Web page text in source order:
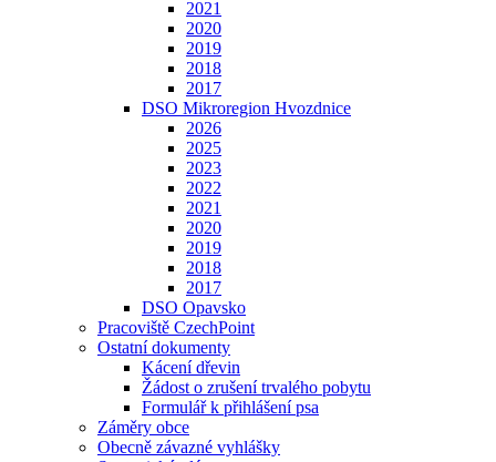
2021
2020
2019
2018
2017
DSO Mikroregion Hvozdnice
2026
2025
2023
2022
2021
2020
2019
2018
2017
DSO Opavsko
Pracoviště CzechPoint
Ostatní dokumenty
Kácení dřevin
Žádost o zrušení trvalého pobytu
Formulář k přihlášení psa
Záměry obce
Obecně závazné vyhlášky